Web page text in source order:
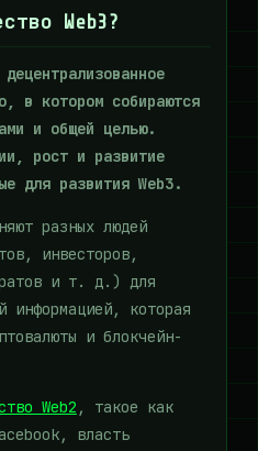
Web3?
в котором собираются
и общей целью.
рост и развитие
для развития Web3.
разных людей
инвесторов,
и т. д.) для
информацией, которая
и блокчейн-
Web2 , такое как
власть